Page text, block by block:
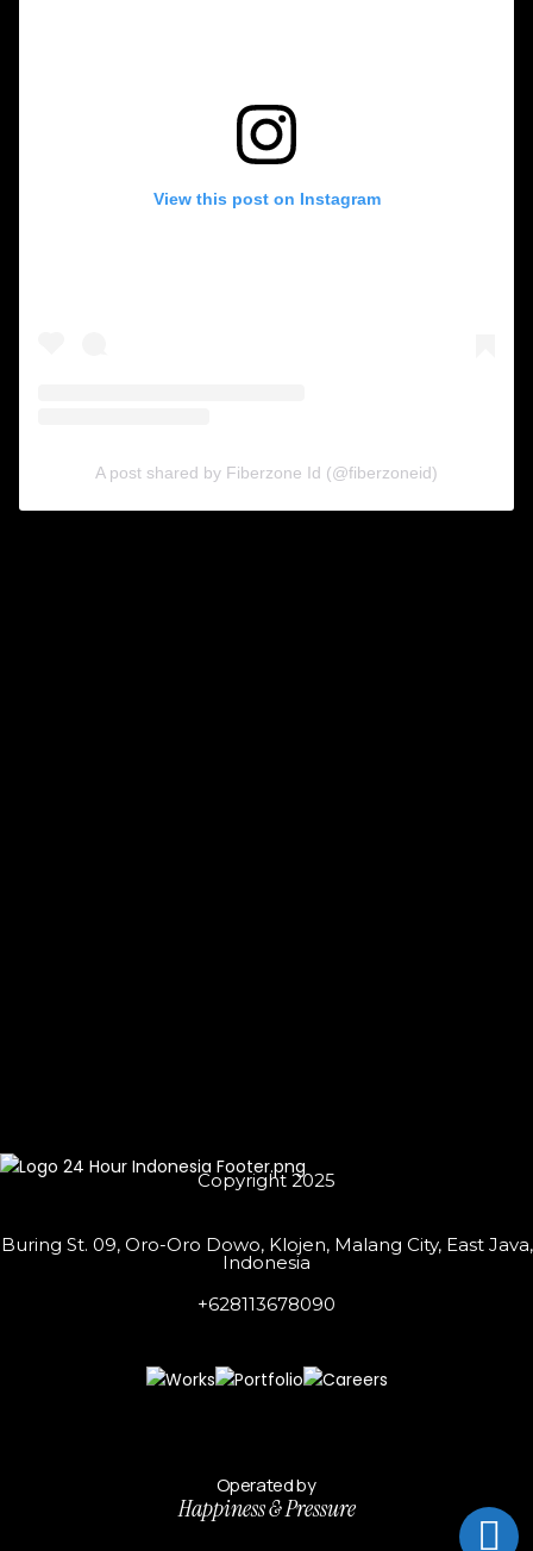
View this post on Instagram
A post shared by Fiberzone Id (@fiberzoneid)
Copyright 2025
Buring St. 09, Oro-Oro Dowo, Klojen, Malang City, East Java,
Indonesia
+628113678090
Operated by
Happiness & Pressure